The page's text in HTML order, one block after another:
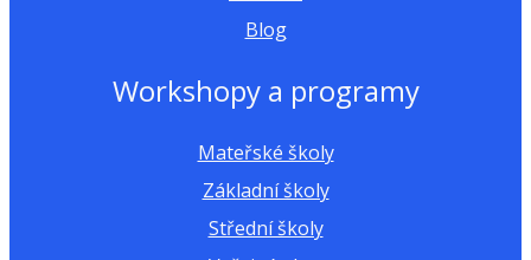
Blog
Workshopy a programy
Mateřské školy
Základní školy
Střední školy